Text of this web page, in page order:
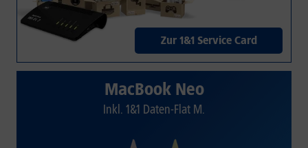
Zur 1&1 Service Card
MacBook Neo
Inkl. 1&1 Daten-Flat M.